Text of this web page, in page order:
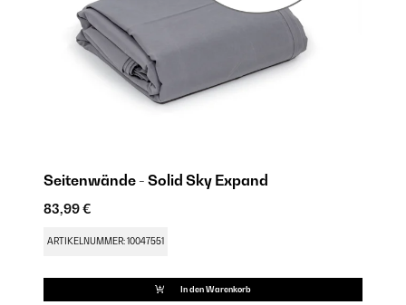
Seitenwände - Solid Sky Expand
83,99 €
ARTIKELNUMMER: 10047551
In den Warenkorb